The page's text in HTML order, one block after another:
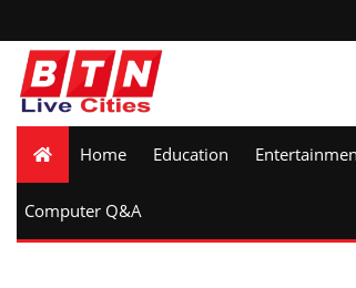
Home Education
Computer Q&A